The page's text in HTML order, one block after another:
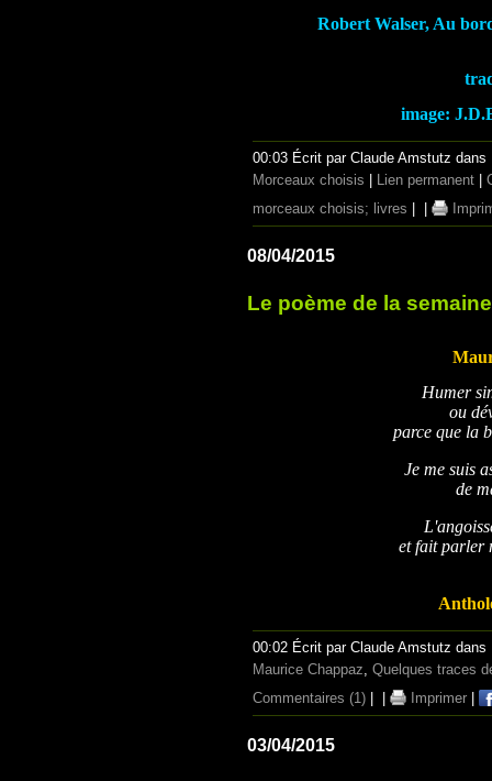
Robert Walser, Au
image:
00:03 Écrit par Claude Amstutz dans
Morceaux choisis
Lien permanent
morceaux choisis; livres
08/04/2015
Le poème de la semaine
Humer
ou
parce que la
Je me suis
de
et fait parler
00:02 Écrit par Claude Amstutz dans
Maurice Chappaz, Quelques traces
Commentaires (1)
Imprimer
03/04/2015